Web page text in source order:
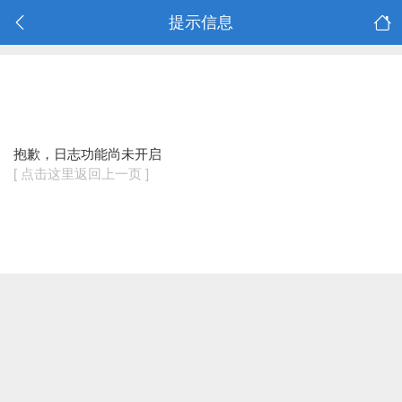
提示信息
抱歉，日志功能尚未开启
[ 点击这里返回上一页 ]